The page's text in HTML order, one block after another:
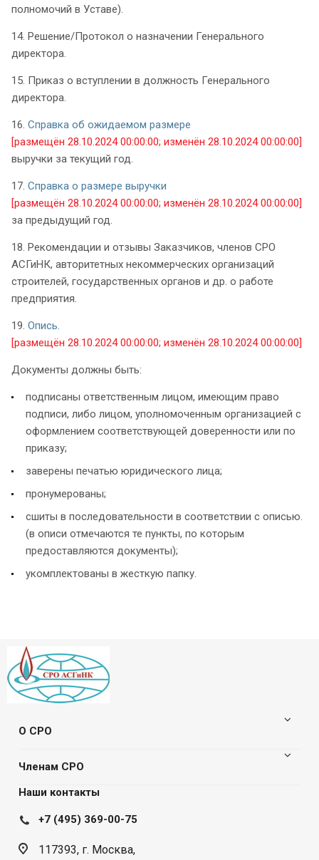
полномочий в Уставе).
14. Решение/Протокол о назначении Генерального
директора.
15. Приказ о вступлении в должность Генерального
директора.
16. Справка об ожидаемом размере
[размещён 28.10.2024 00:00:00; изменён 28.10.2024 00:00:00]
выручки за текущий год.
17. Справка о размере выручки
[размещён 28.10.2024 00:00:00; изменён 28.10.2024 00:00:00]
за предыдущий год.
18. Рекомендации и отзывы Заказчиков, членов СРО
АСГиНК, авторитетных некоммерческих организаций
строителей, государственных органов и др. о работе
предприятия.
19. Опись.
[размещён 28.10.2024 00:00:00; изменён 28.10.2024 00:00:00]
Документы должны быть:
подписаны ответственным лицом, имеющим право
подписи, либо лицом, уполномоченным организацией с
оформлением соответствующей доверенности или по
приказу;
заверены печатью юридического лица;
пронумерованы;
сшиты в последовательности в соответствии с описью.
(в описи отмечаются те пункты, по которым
предоставляются документы);
укомплектованы в жесткую папку.
О СРО
Членам СРО
Наши контакты
+7 (495) 369-00-75
117393, г. Москва,